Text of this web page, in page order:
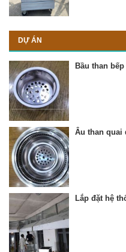
DỰ ÁN
Bầu than
Âu than quai
Lắp đặt hệ